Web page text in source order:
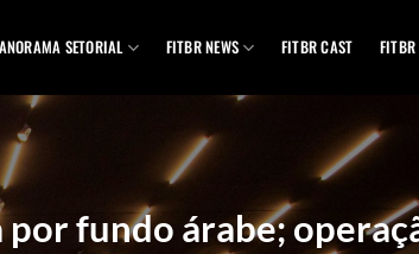
SETORIAL FITBR NEWS FITBR CAST
fundo árabe;